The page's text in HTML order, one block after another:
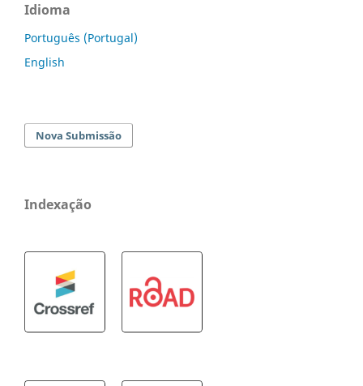
Idioma
Português (Portugal)
English
Nova Submissão
Indexação